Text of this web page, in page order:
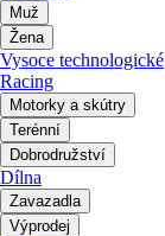
Muž
Žena
Vysoce technologické
Racing
Motorky a skútry
Terénní
Dobrodružství
Dílna
Zavazadla
Výprodej